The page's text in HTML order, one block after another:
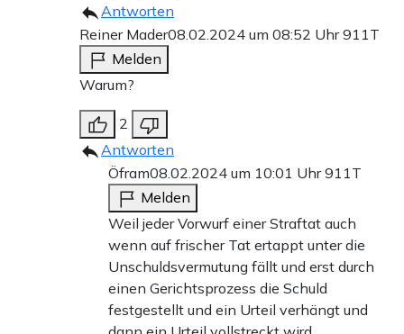
Antworten
Reiner Mader08.02.2024 um 08:52 Uhr911T
Melden
Warum?
2
Antworten
Öfram08.02.2024 um 10:01 Uhr911T
Melden
Weil jeder Vorwurf einer Straftat auch
wenn auf frischer Tat ertappt unter die
Unschuldsvermutung fällt und erst durch
einen Gerichtsprozess die Schuld
festgestellt und ein Urteil verhängt und